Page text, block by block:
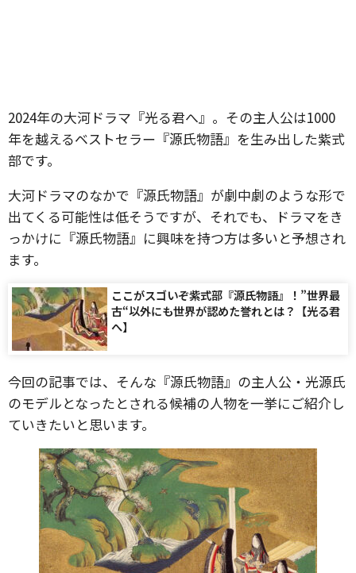
2024年の大河ドラマ『光る君へ』。その主人公は1000
年を越えるベストセラー『源氏物語』を生み出した紫式
部です。
大河ドラマのなかで『源氏物語』が劇中劇のような形で
出てくる可能性は低そうですが、それでも、ドラマをき
っかけに『源氏物語』に興味を持つ方は多いと予想され
ます。
ここがスゴいぞ紫式部『源氏物語』！”世界最
古“以外にも世界が認めた誉れとは？【光る君
へ】
今回の記事では、そんな『源氏物語』の主人公・光源氏
のモデルとなったとされる候補の人物を一挙にご紹介し
ていきたいと思います。